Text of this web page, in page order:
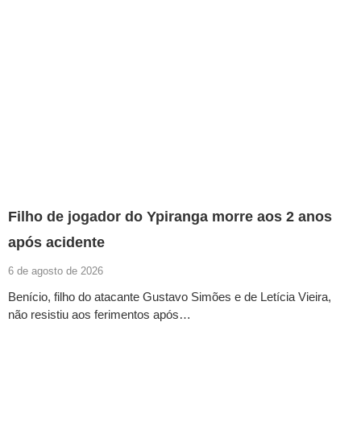
Filho de jogador do Ypiranga morre aos 2 anos
após acidente
6 de agosto de 2026
Benício, filho do atacante Gustavo Simões e de Letícia Vieira,
não resistiu aos ferimentos após…